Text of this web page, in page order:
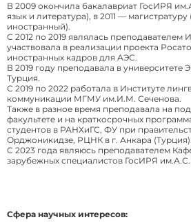
В 2009 окончила бакалавриат ГосИРЯ
язык и литература), в 2011 —
иностранный).
С 2012 по 2019 являлась
участвовала в реализации проекта
иностранных кадров для АЭС.
В 2019 году преподавала в университете
Турция.
С 2019 по 2022 работала в Институте
коммуникации МГМУ им.И.М. Сеченова.
Также в разное время преподавала на
факультете и на краткосрочных
студентов в РАНХиГС, ФУ при
Орджоникидзе, РЦНК в г. Анкара (Турция).
С 2023 года являюсь преподавателем
зарубежных специалистов ГосИРЯ
Сфера научных интересов: